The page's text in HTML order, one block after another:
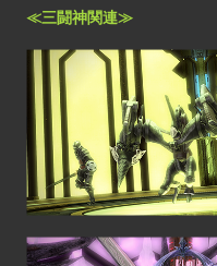
≪三闘神関連≫